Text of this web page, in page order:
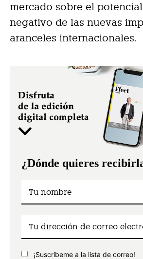
mercado sobre el
negativo de las nuevas
aranceles internacionales.
¿Dónde quieres
¡Suscríbeme a la lista de correo!